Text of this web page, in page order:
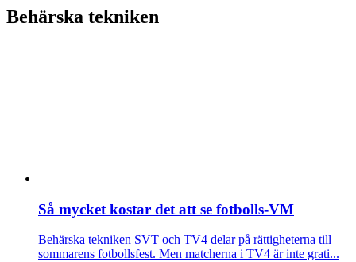
Behärska tekniken
Så mycket kostar det att se fotbolls-VM
Behärska tekniken SVT och TV4 delar på rättigheterna till
sommarens fotbollsfest. Men matcherna i TV4 är inte grati...